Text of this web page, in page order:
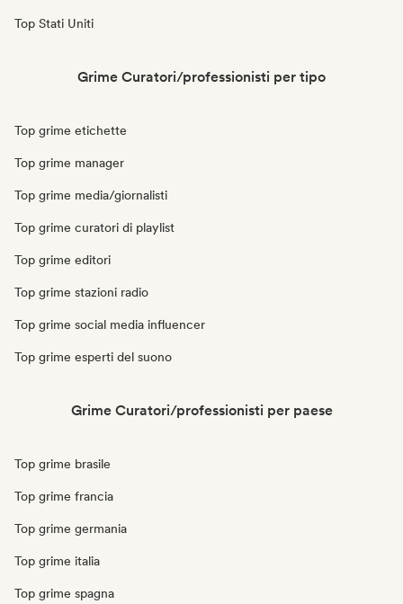
Top Stati Uniti
Grime Curatori/professionisti per tipo
Top grime etichette
Top grime manager
Top grime media/giornalisti
Top grime curatori di playlist
Top grime editori
Top grime stazioni radio
Top grime social media influencer
Top grime esperti del suono
Grime Curatori/professionisti per paese
Top grime brasile
Top grime francia
Top grime germania
Top grime italia
Top grime spagna